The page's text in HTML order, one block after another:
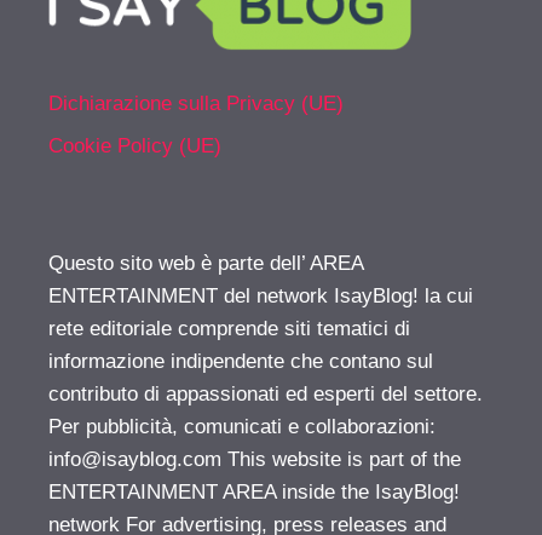
Dichiarazione sulla Privacy (UE)
Cookie Policy (UE)
Questo sito web è parte dell’ AREA
ENTERTAINMENT del network IsayBlog! la cui
rete editoriale comprende siti tematici di
informazione indipendente che contano sul
contributo di appassionati ed esperti del settore.
Per pubblicità, comunicati e collaborazioni:
info@isayblog.com This website is part of the
ENTERTAINMENT AREA inside the IsayBlog!
network For advertising, press releases and